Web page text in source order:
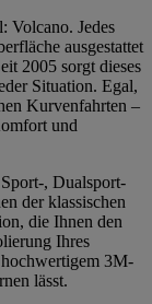
Volcano. Jedes
ausgestattet
2005 sorgt dieses
Situation. Egal,
Kurvenfahrten –
und
, Dualsport-
der klassischen
die Ihnen den
Ihres
3M-
lässt.